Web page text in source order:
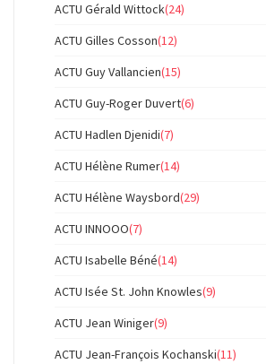
ACTU Gérald Wittock(24)
ACTU Gilles Cosson(12)
ACTU Guy Vallancien(15)
ACTU Guy-Roger Duvert(6)
ACTU Hadlen Djenidi(7)
ACTU Hélène Rumer(14)
ACTU Hélène Waysbord(29)
ACTU INNOOO(7)
ACTU Isabelle Béné(14)
ACTU Isée St. John Knowles(9)
ACTU Jean Winiger(9)
ACTU Jean-François Kochanski(11)